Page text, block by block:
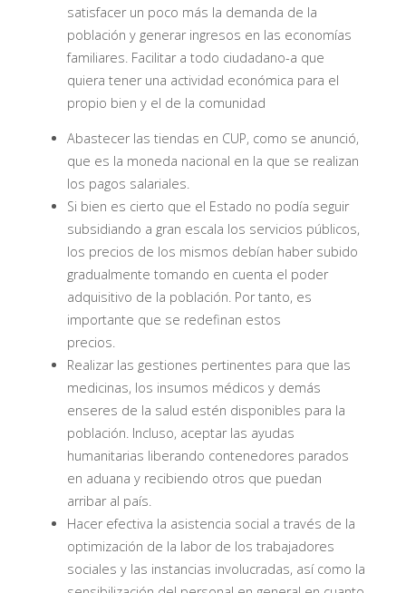
satisfacer un poco más la demanda de la
población y generar ingresos en las economías
familiares. Facilitar a todo ciudadano-a que
quiera tener una actividad económica para el
propio bien y el de la comunidad
Abastecer las tiendas en CUP, como se anunció,
que es la moneda nacional en la que se realizan
los pagos salariales.
Si bien es cierto que el Estado no podía seguir
subsidiando a gran escala los servicios públicos,
los precios de los mismos debían haber subido
gradualmente tomando en cuenta el poder
adquisitivo de la población. Por tanto, es
importante que se redefinan estos
precios.
Realizar las gestiones pertinentes para que las
medicinas, los insumos médicos y demás
enseres de la salud estén disponibles para la
población. Incluso, aceptar las ayudas
humanitarias liberando contenedores parados
en aduana y recibiendo otros que puedan
arribar al país.
Hacer efectiva la asistencia social a través de la
optimización de la labor de los trabajadores
sociales y las instancias involucradas, así como la